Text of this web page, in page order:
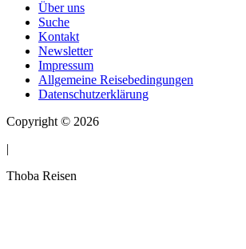
Über uns
Suche
Kontakt
Newsletter
Impressum
Allgemeine Reisebedingungen
Datenschutzerklärung
Copyright © 2026
|
Thoba Reisen